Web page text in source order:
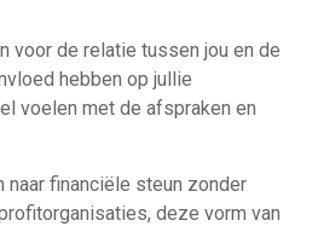
voor de relatie tussen jou en de
hebben op jullie
voelen met de afspraken en
financiële steun zonder
deze vorm van